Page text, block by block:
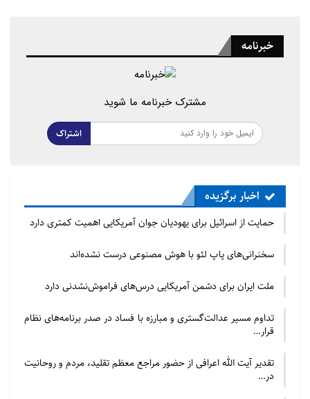
خبرنامه
مشترک خبرنامه ما شوید
اشتراک
اخبار برگزیده
حمایت از اسرائیل برای یهودیان جوان آمریکایی اهمیت کمتری دارد
سخنرانی‌های پاپ لئو با هوش مصنوعی درست نشده‌اند
ملت ایران برای دشمن آمریکایی درس‌های فراموش‌نشدنی دارد
تداوم مسیر عدالت‌گستری و مبارزه با فساد در صدر برنامه‌های نظام
قرار…
تقدیر آیت الله اعرافی از حضور مراجع معظم تقلید، مردم و روحانیت
در…